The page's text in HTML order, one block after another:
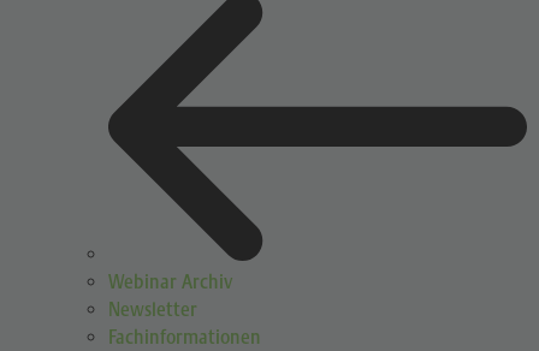
Webinar Archiv
Newsletter
Fachinformationen